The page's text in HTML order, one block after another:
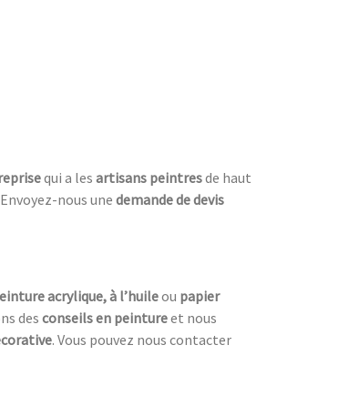
qui a les artisans peintresde haut
nous une demande de devis
acrylique, à l’huileou papier
des conseils en peintureet nous
. Vous pouvez nous contacter